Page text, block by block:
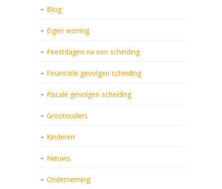
Blog
Eigen woning
Feestdagen na een scheiding
Financiële gevolgen scheiding
Fiscale gevolgen scheiding
Grootouders
Kinderen
Nieuws
Onderneming